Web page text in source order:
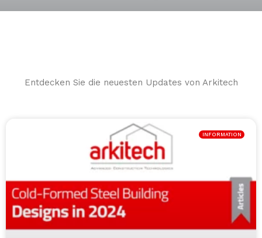
Entdecken Sie die neuesten Updates von Arkitech
INFORMATION